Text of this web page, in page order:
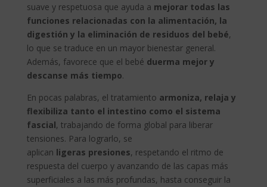
suave y respetuosa que ayuda a mejorar todas las
funciones relacionadas con la alimentación, la
digestión y la eliminación de residuos del bebé,
lo que se traduce en un mayor bienestar general.
Además, favorece que el bebé duerma mejor y
descanse más tiempo.
En pocas palabras, el tratamiento armoniza, relaja y
flexibiliza tanto el intestino como el sistema
fascial, trabajando de forma global para liberar
tensiones. Para lograrlo, se
aplican ligeras presiones, respetando el ritmo de
respuesta del cuerpo y avanzando de las capas más
superficiales a las más profundas, hasta conseguir la